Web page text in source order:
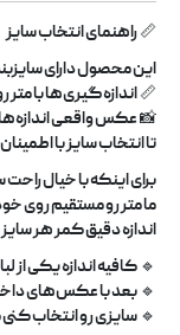
📏راهنمای انتخاب سایز
این محصول دارای
📏اندازه‌گیری‌ها با
📸عکس واقعی
تا انتخاب سایز با
برای اینکه با خیال
مامتر رو مستقیم روی
اندازه دقیق کمر هر
🔹 کافیه اندازه یکی از
🔹 بعد با عکس‌های
🔹سایزی رو انتخاب